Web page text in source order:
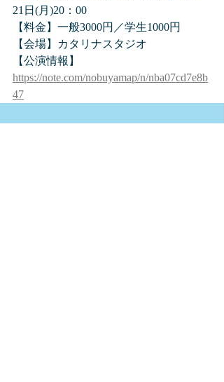
21日(月)20：00
【料金】一般3000円／学生1000円
【会場】カタリナスタジオ
【公演情報】
https://note.com/nobuyamap/n/nba07cd7e8b
47